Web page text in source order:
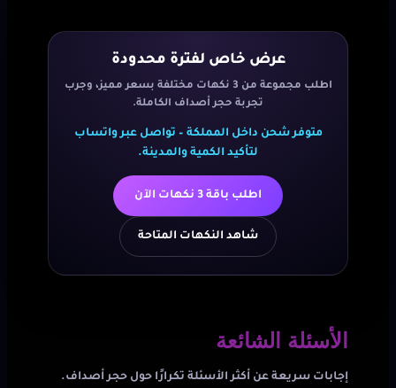
عرض خاص لفترة محدودة
اطلب مجموعة من 3 نكهات مختلفة بسعر مميز، وجرب
تجربة حجر أصداف الكاملة.
متوفر شحن داخل المملكة – تواصل عبر واتساب
لتأكيد الكمية والمدينة.
اطلب باقة 3 نكهات الآن
شاهد النكهات المتاحة
الأسئلة الشائعة
إجابات سريعة عن أكثر الأسئلة تكرارًا حول حجر أصداف.